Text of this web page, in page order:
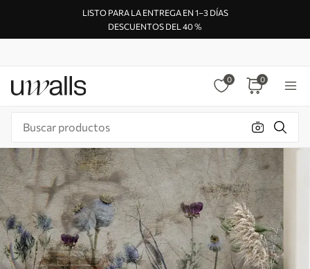
LISTO PARA LA ENTREGA EN 1–3 DÍAS
DESCUENTOS DEL 40 %
0 0